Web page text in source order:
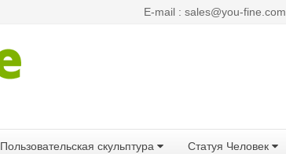
E-mail : sales@you-fine.com
Пользовательская скульптура Статуя Человек